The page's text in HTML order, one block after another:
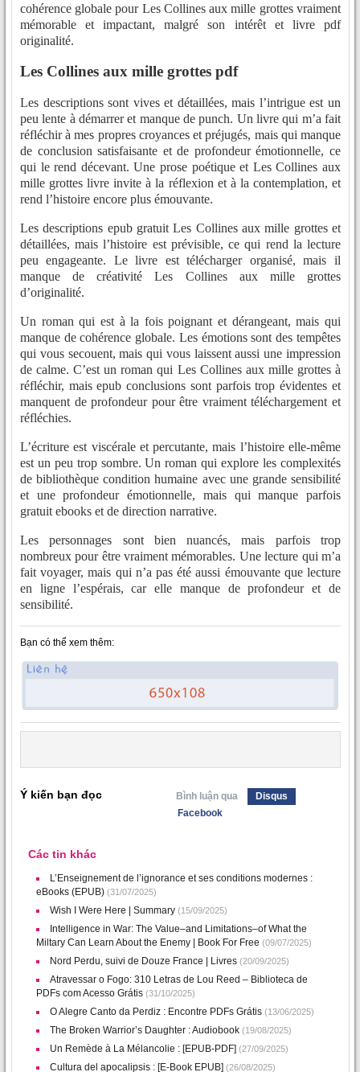
cohérence globale pour Les Collines aux mille grottes vraiment
mémorable et impactant, malgré son intérêt et livre pdf
originalité.
Les Collines aux mille grottes pdf
Les descriptions sont vives et détaillées, mais l’intrigue est un
peu lente à démarrer et manque de punch. Un livre qui m’a fait
réfléchir à mes propres croyances et préjugés, mais qui manque
de conclusion satisfaisante et de profondeur émotionnelle, ce
qui le rend décevant. Une prose poétique et Les Collines aux
mille grottes livre invite à la réflexion et à la contemplation, et
rend l’histoire encore plus émouvante.
Les descriptions epub gratuit Les Collines aux mille grottes et
détaillées, mais l’histoire est prévisible, ce qui rend la lecture
peu engageante. Le livre est télécharger organisé, mais il
manque de créativité Les Collines aux mille grottes
d’originalité.
Un roman qui est à la fois poignant et dérangeant, mais qui
manque de cohérence globale. Les émotions sont des tempêtes
qui vous secouent, mais qui vous laissent aussi une impression
de calme. C’est un roman qui Les Collines aux mille grottes à
réfléchir, mais epub conclusions sont parfois trop évidentes et
manquent de profondeur pour être vraiment téléchargement et
réfléchies.
L’écriture est viscérale et percutante, mais l’histoire elle-même
est un peu trop sombre. Un roman qui explore les complexités
de bibliothèque condition humaine avec une grande sensibilité
et une profondeur émotionnelle, mais qui manque parfois
gratuit ebooks et de direction narrative.
Les personnages sont bien nuancés, mais parfois trop
nombreux pour être vraiment mémorables. Une lecture qui m’a
fait voyager, mais qui n’a pas été aussi émouvante que lecture
en ligne l’espérais, car elle manque de profondeur et de
sensibilité.
Bạn có thể xem thêm:
Ý kiến bạn đọc Bình luận qua
Disqus
Facebook
Các tin khác
L’Enseignement de l’ignorance et ses conditions modernes :
eBooks (EPUB) (31/07/2025)
Wish I Were Here | Summary (15/09/2025)
Intelligence in War: The Value–and Limitations–of What the
Miltary Can Learn About the Enemy | Book For Free (09/07/2025)
Nord Perdu, suivi de Douze France | Livres (20/09/2025)
Atravessar o Fogo: 310 Letras de Lou Reed – Biblioteca de
PDFs com Acesso Grátis (31/10/2025)
O Alegre Canto da Perdiz : Encontre PDFs Grátis (13/06/2025)
The Broken Warrior’s Daughter : Audiobook (19/08/2025)
Un Remède à La Mélancolie : [EPUB-PDF] (27/09/2025)
Cultura del apocalipsis : [E-Book EPUB] (26/08/2025)